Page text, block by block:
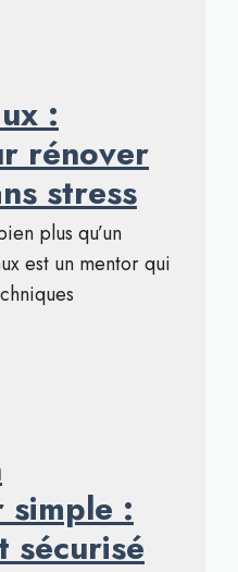
:
rénover
stress
plus qu’un
est un mentor qui
:
sécurisé